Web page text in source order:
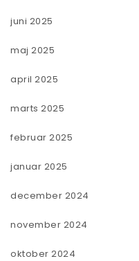
juni 2025
maj 2025
april 2025
marts 2025
februar 2025
januar 2025
december 2024
november 2024
oktober 2024